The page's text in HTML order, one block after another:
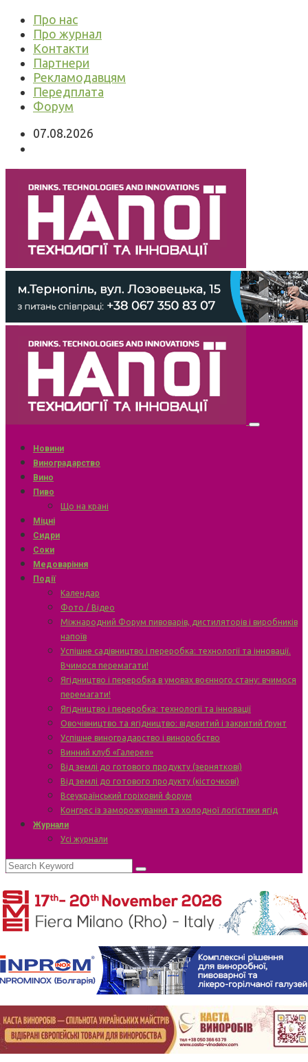
Про нас
Про журнал
Контакти
Партнери
Рекламодавцям
Передплата
Форум
07.08.2026
Новини
Виноградарство
Вино
Пиво
Що на крані
Міцні
Сидри
Соки
Медоваріння
Події
Календар
Фото / Відео
Міжнародний Форум пивоварів, дистиляторів і виробників
напоїв
Успішне садівництво і переробка: технології та інновації.
Вчимося перемагати!
Ягідництво і переробка в умовах воєнного стану: вчимося
перемагати!
Ягідництво і переробка: технології та інновації
Овочівництво та ягідництво: відкритий і закритий ґрунт
Успішне виноградарство і виноробство
Винний клуб «Галерея»
Від землі до готового продукту (зерняткові)
Від землі до готового продукту (кісточкові)
Всеукраїнський горіховий форум
Конгрес із заморожування та холодної логістики ягід
Журнали
Усі журнали